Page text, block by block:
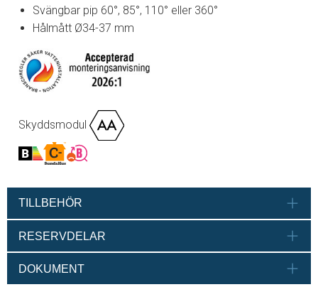
Svängbar pip 60°, 85°, 110° eller 360°
Hålmått Ø34-37 mm
Skyddsmodul
TILLBEHÖR
RESERVDELAR
DOKUMENT